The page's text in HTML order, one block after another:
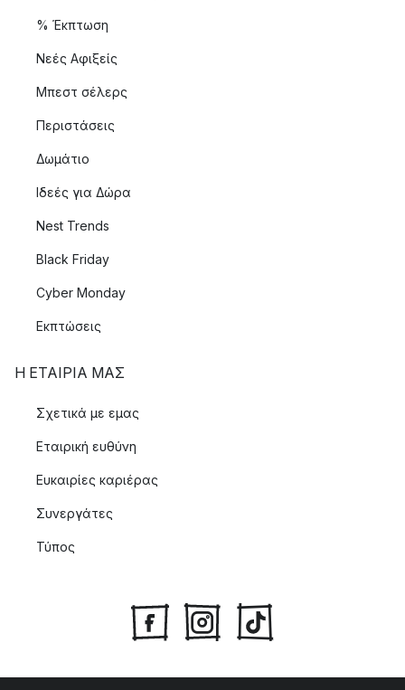
% Έκπτωση
Νεές Αφιξείς
Μπεστ σέλερς
Περιστάσεις
Δωμάτιο
Ιδεές για Δώρα
Nest Trends
Black Friday
Cyber Monday
Εκπτώσεις
Η ΕΤΑΊΡΙΑ ΜΑΣ
Σχετικά με εμας
Εταιρική ευθύνη
Ευκαιρίες καριέρας
Συνεργάτες
Τύπος